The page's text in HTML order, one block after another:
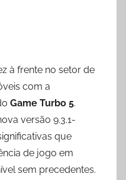
à frente no setor de
com a
Game Turbo 5.
versão 9.3.1-
que
de jogo em
sem precedentes.